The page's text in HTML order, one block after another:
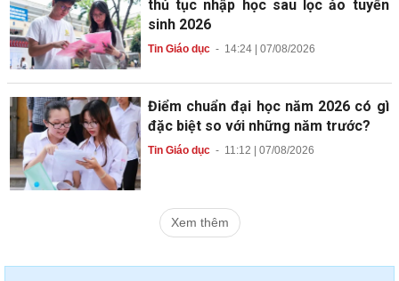
thủ tục nhập học sau lọc ảo tuyển
sinh 2026
Tin Giáo dục- 14:24 | 07/08/2026
Điểm chuẩn đại học năm 2026 có gì
đặc biệt so với những năm trước?
Tin Giáo dục- 11:12 | 07/08/2026
Xem thêm